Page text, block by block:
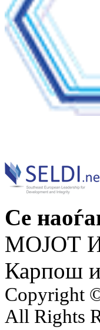
Се
МОЈОТ
Карпош
Copyright
All Rights